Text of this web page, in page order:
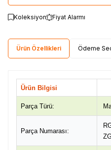
Koleksiyon Fiyat Alarmı
Ürün Özellikleri Ödeme
Ürün Bilgisi
Parça Türü:
Parça Numarası: